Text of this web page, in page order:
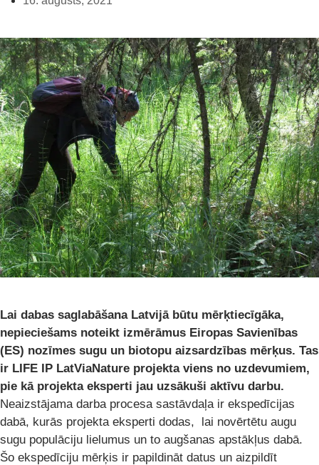
Lai dabas saglabāšana Latvijā būtu mērķtiecīgāka,
nepieciešams noteikt izmērāmus Eiropas Savienības
(ES) nozīmes sugu un biotopu aizsardzības mērķus. Tas
ir LIFE IP LatViaNature projekta viens no uzdevumiem,
pie kā projekta eksperti jau uzsākuši aktīvu darbu.
Neaizstājama darba procesa sastāvdaļa ir ekspedīcijas
dabā, kurās projekta eksperti dodas, lai novērtētu augu
sugu populāciju lielumus un to augšanas apstākļus dabā.
Šo ekspedīciju mērķis ir papildināt datus un aizpildīt